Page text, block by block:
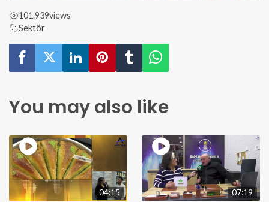
101.939views
Sektör
You may also like
04:15 07:19